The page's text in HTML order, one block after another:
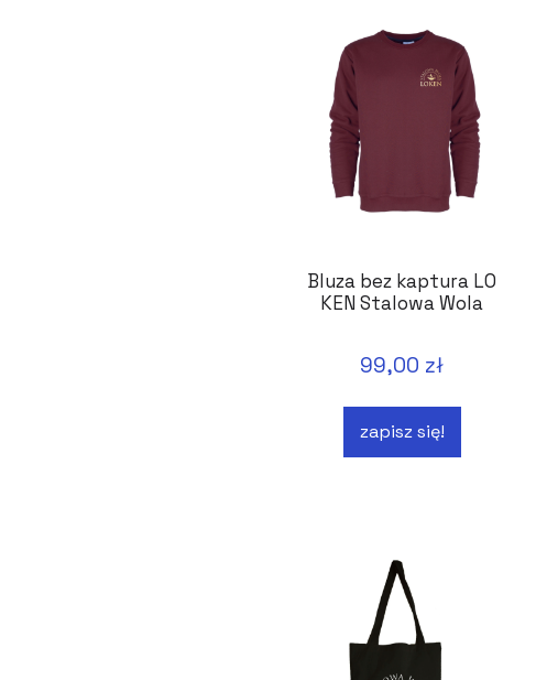
Bluza bez kaptura LO
KEN Stalowa Wola
99,00 zł
zapisz się!